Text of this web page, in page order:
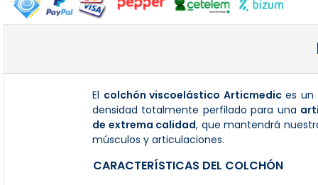
El colchón viscoelástico Articmedices un
densidad totalmente perfilado para una
de extrema calidad, que mantendrá
músculos y articulaciones.
CARACTERÍSTICAS DEL COLCHÓN